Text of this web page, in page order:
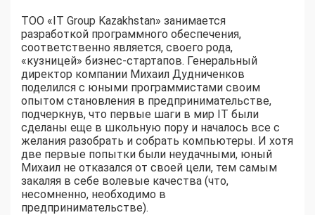
ТОО «IT Group Kazakhstan» занимается
разработкой программного обеспечения,
соответственно является, своего рода,
«кузницей» бизнес-стартапов. Генеральный
директор компании Михаил Дудниченков
поделился с юными программистами своим
опытом становления в предпринимательстве,
подчеркнув, что первые шаги в мир IT были
сделаны еще в школьную пору и началось все с
желания разобрать и собрать компьютеры. И хотя
две первые попытки были неудачными, юный
Михаил не отказался от своей цели, тем самым
закаляя в себе волевые качества (что,
несомненно, необходимо в
предпринимательстве).